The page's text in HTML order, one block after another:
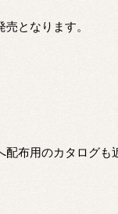
となります。
布用のカタログ